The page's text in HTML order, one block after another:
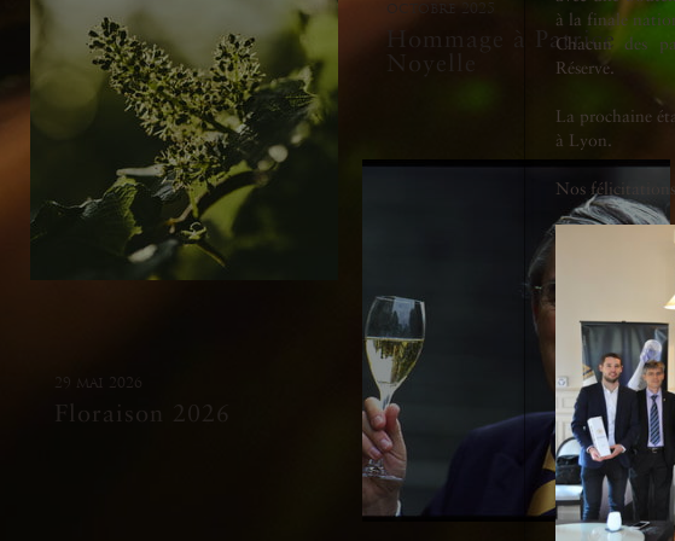
29 mai 2026
Floraison 2026
octobre 2025
Hommage à Patrice
Noyelle
à la finale
Chacun des
Réserve.
La prochaine
à Lyon.
Nos